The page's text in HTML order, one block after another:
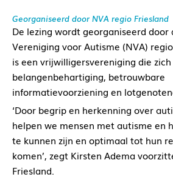
Georganiseerd door NVA regio Friesland
De lezing wordt georganiseerd door
Vereniging voor Autisme (NVA)
is een vrijwilligersvereniging die
belangenbehartiging, betrouwbare
informatievoorziening en
‘Door begrip en herkenning over
helpen we mensen met autisme en
te kunnen zijn en optimaal tot hun
komen’, zegt Kirsten Adema
Friesland.